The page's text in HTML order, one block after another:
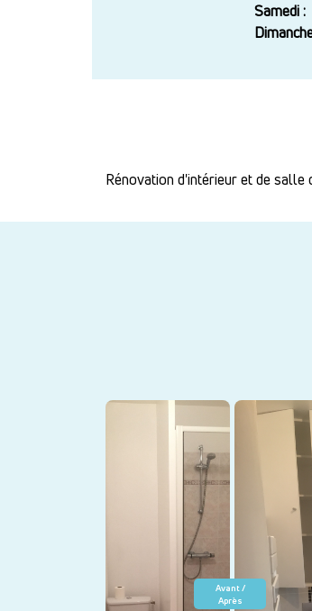
Samedi :
Rénovation d'intérieur et de salle
Avant /
Après